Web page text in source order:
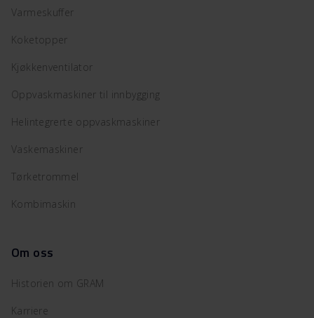
Varmeskuffer
Koketopper
Kjøkkenventilator
Oppvaskmaskiner til innbygging
Helintegrerte oppvaskmaskiner
Vaskemaskiner
Tørketrommel
Kombimaskin
Om oss
Historien om GRAM
Karriere